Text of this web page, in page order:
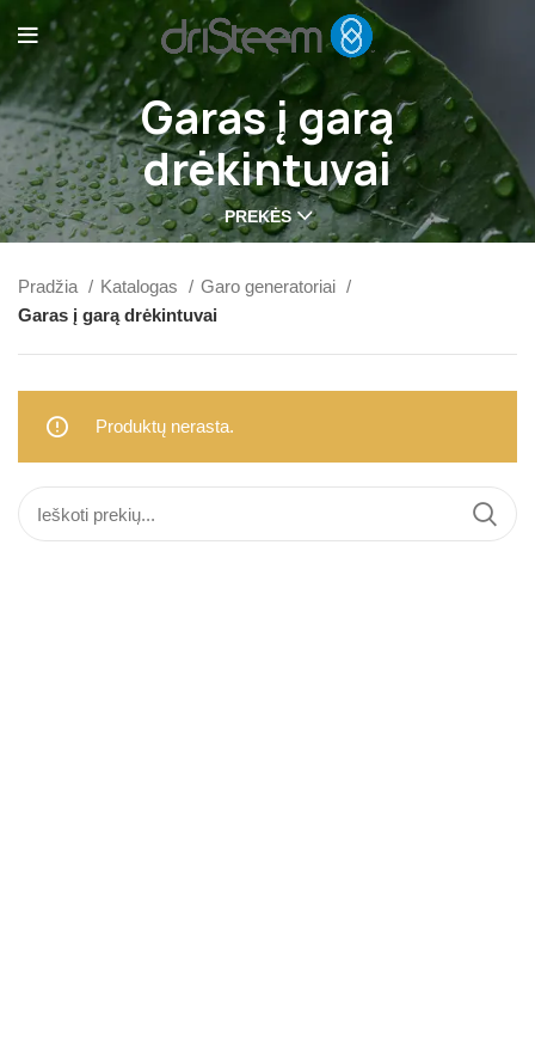
Garas į garą
drėkintuvai
PREKĖS
Pradžia Katalogas
Garo generatoriai
Garas į garą drėkintuvai
Produktų nerasta.